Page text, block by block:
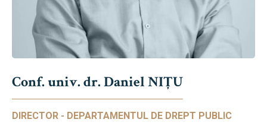
Conf. univ. dr. Daniel NIŢU
DIRECTOR - DEPARTAMENTUL DE DREPT PUBLIC